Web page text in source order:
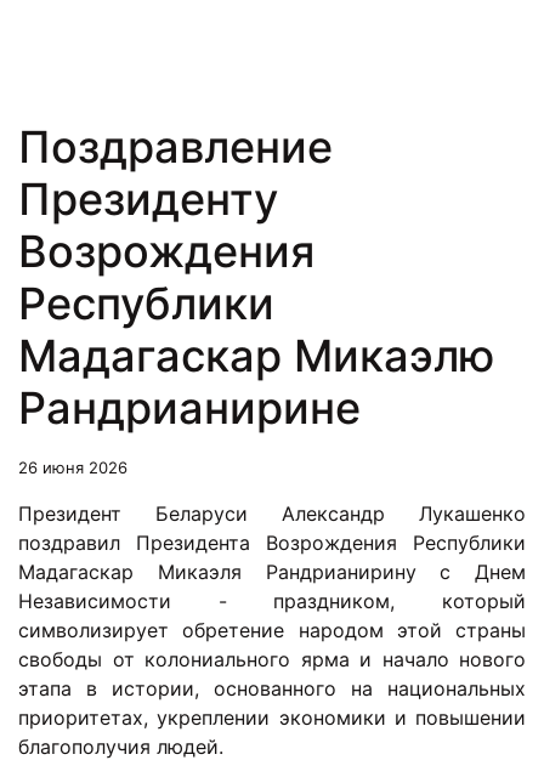
Поздравление
Президенту
Возрождения
Республики
Мадагаскар Микаэлю
Рандрианирине
26 июня 2026
Президент Беларуси Александр Лукашенко
поздравил Президента Возрождения Республики
Мадагаскар Микаэля Рандрианирину с Днем
Независимости - праздником, который
символизирует обретение народом этой страны
свободы от колониального ярма и начало нового
этапа в истории, основанного на национальных
приоритетах, укреплении экономики и повышении
благополучия людей.